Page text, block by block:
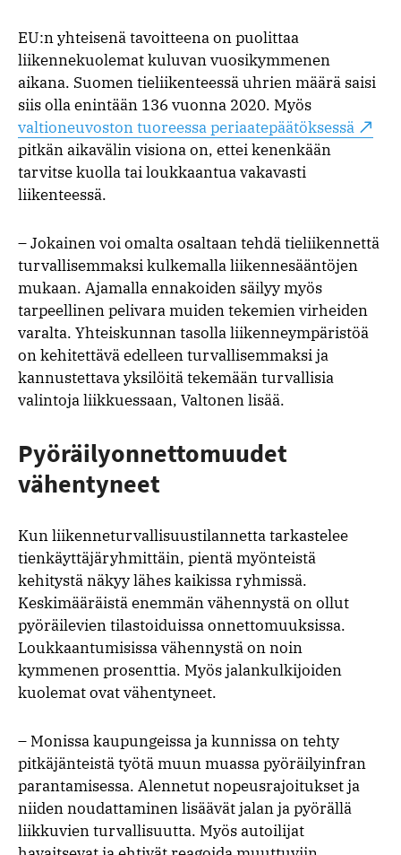
EU:n yhteisenä tavoitteena on puolittaa
liikennekuolemat kuluvan vuosikymmenen
aikana. Suomen tieliikenteessä uhrien määrä saisi
siis olla enintään 136 vuonna 2020. Myös
valtioneuvoston tuoreessa periaatepäätöksessä
pitkän aikavälin visiona on, ettei kenenkään
tarvitse kuolla tai loukkaantua vakavasti
liikenteessä.
– Jokainen voi omalta osaltaan tehdä tieliikennettä
turvallisemmaksi kulkemalla liikennesääntöjen
mukaan. Ajamalla ennakoiden säilyy myös
tarpeellinen pelivara muiden tekemien virheiden
varalta. Yhteiskunnan tasolla liikenneympäristöä
on kehitettävä edelleen turvallisemmaksi ja
kannustettava yksilöitä tekemään turvallisia
valintoja liikkuessaan, Valtonen lisää.
Pyöräilyonnettomuudet
vähentyneet
Kun liikenneturvallisuustilannetta tarkastelee
tienkäyttäjäryhmittäin, pientä myönteistä
kehitystä näkyy lähes kaikissa ryhmissä.
Keskimääräistä enemmän vähennystä on ollut
pyöräilevien tilastoiduissa onnettomuuksissa.
Loukkaantumisissa vähennystä on noin
kymmenen prosenttia. Myös jalankulkijoiden
kuolemat ovat vähentyneet.
– Monissa kaupungeissa ja kunnissa on tehty
pitkäjänteistä työtä muun muassa pyöräilyinfran
parantamisessa. Alennetut nopeusrajoitukset ja
niiden noudattaminen lisäävät jalan ja pyörällä
liikkuvien turvallisuutta. Myös autoilijat